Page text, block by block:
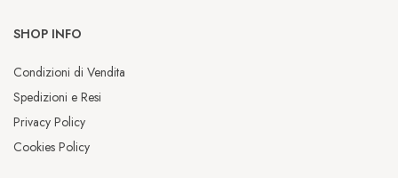
SHOP INFO
Condizioni di Vendita
Spedizioni e Resi
Privacy Policy
Cookies Policy